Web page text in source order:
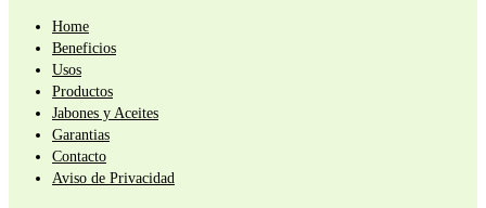
Home
Beneficios
Usos
Productos
Jabones y Aceites
Garantias
Contacto
Aviso de Privacidad